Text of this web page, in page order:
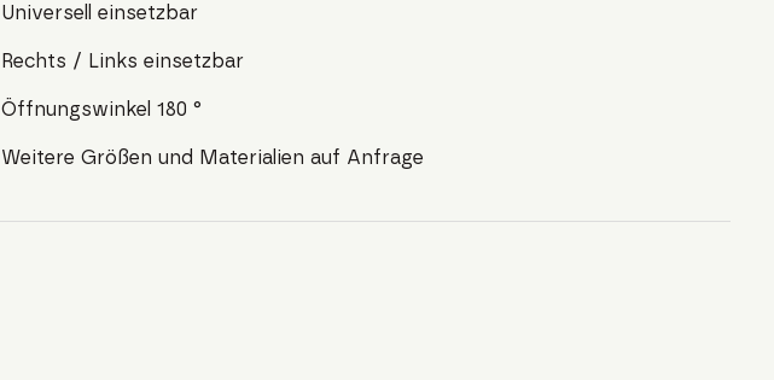
Universell einsetzbar
Rechts / Links einsetzbar
Öffnungswinkel 180 °
Weitere Größen und Materialien auf Anfrage